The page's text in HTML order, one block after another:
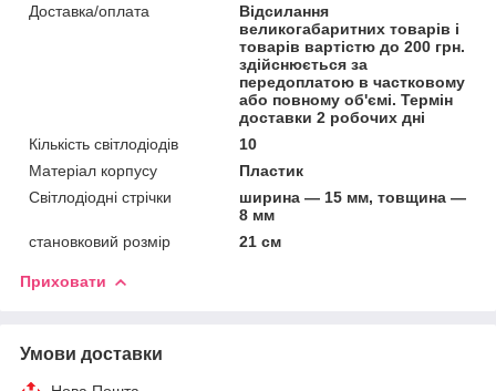
Доставка/оплата
Відсилання
великогабаритних товарів і
товарів вартістю до 200 грн.
здійснюється за
передоплатою в частковому
або повному об'ємі. Термін
доставки 2 робочих дні
Кількість світлодіодів
10
Матеріал корпусу
Пластик
Світлодіодні стрічки
ширина — 15 мм, товщина —
8 мм
становковий розмір
21 см
Приховати
Умови доставки